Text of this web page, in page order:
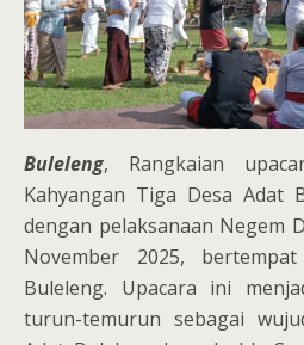
Buleleng, Rangkaian
Kahyangan Tiga Desa Adat
dengan pelaksanaan Negem
November 2025,
Buleleng. Upacara ini
turun-temurun sebagai